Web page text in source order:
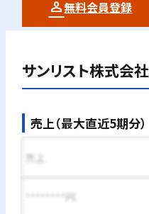
無料会員登録
サンリスト株式会社
売上（最大直近5期分）
売上
********円